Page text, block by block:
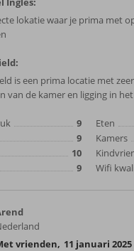
lokatie waar je prima met
is een prima locatie met
van de kamer en ligging in
9
9
10
9
Eten
Kamers
Wifi
vrienden, 11 januari 2025